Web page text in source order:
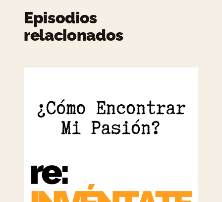
Episodios
relacionados